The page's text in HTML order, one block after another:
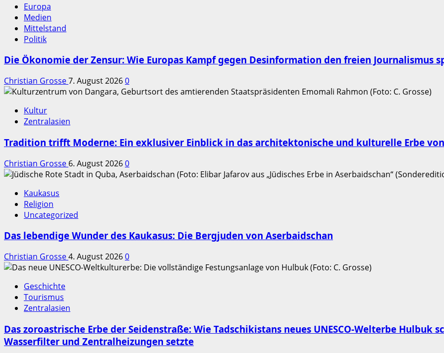
Europa
Medien
Mittelstand
Politik
Die Ökonomie der Zensur: Wie Europas Kampf gegen Desinformation den freien Journalismus
Christian Grosse7. August 20260
Kultur
Zentralasien
Tradition trifft Moderne: Ein exklusiver Einblick in das architektonische und kulturelle Erbe
Christian Grosse 6. August 20260
Kaukasus
Religion
Uncategorized
Das lebendige Wunder des Kaukasus: Die Bergjuden von Aserbaidschan
Christian Grosse4. August 20260
Geschichte
Tourismus
Zentralasien
Das zoroastrische Erbe der Seidenstraße: Wie Tadschikistans neues UNESCO-Welterbe Hulbuk
Wasserfilter und Zentralheizungen setzte